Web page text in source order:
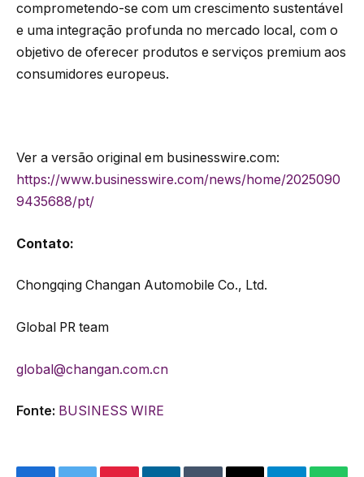
comprometendo-se com um crescimento sustentável
e uma integração profunda no mercado local, com o
objetivo de oferecer produtos e serviços premium aos
consumidores europeus.
Ver a versão original em businesswire.com:
https://www.businesswire.com/news/home/2025090
9435688/pt/
Contato:
Chongqing Changan Automobile Co., Ltd.
Global PR team
global@changan.com.cn
Fonte: BUSINESS WIRE